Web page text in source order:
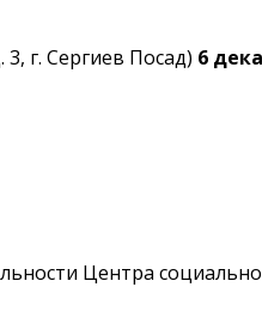
г. Сергиев Посад) 6
Центра